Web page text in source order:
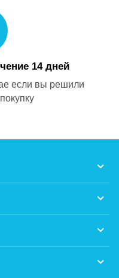
14 дней
если вы решили